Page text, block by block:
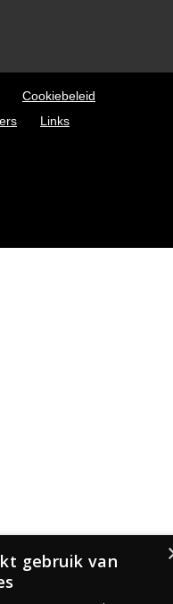
Cookiebeleid
Links
gebruik van